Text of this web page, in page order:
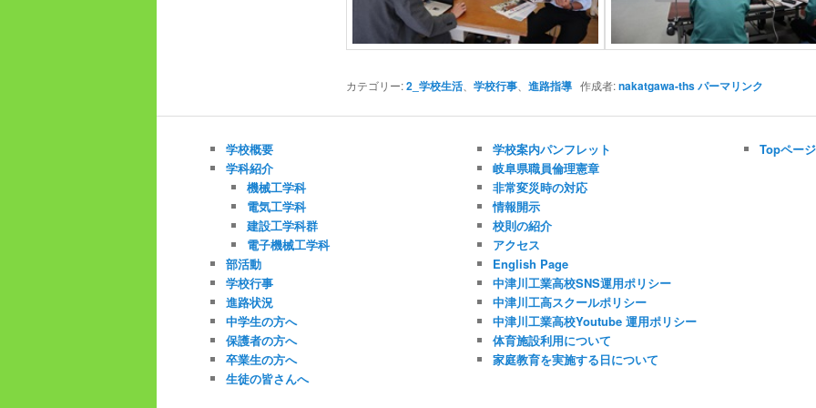
カテゴリー:2_学校生活、 学校行事、 進路指導作成者:nakatgawa-thsパーマリンク
学校概要
学科紹介
機械工学科
電気工学科
建設工学科群
電子機械工学科
部活動
学校行事
進路状況
中学生の方へ
保護者の方へ
卒業生の方へ
生徒の皆さんへ
学校案内パンフレット
岐阜県職員倫理憲章
非常変災時の対応
情報開示
校則の紹介
アクセス
English Page
中津川工業高校SNS運用ポリシー
中津川工高スクールポリシー
中津川工業高校Youtube 運用ポリシー
体育施設利用について
家庭教育を実施する日について
Topペー